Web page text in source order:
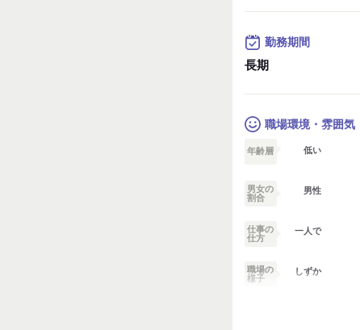
256,500円×12か月+深
※経験・スキルによっ
◇社会保険完備
◇随時昇給制度を導入
★フェアな評価で、納
昇給のチャンスは年1
ステップアップのた
勤務期間
長期
職場環境・雰囲気
年齢層 低い
男女の
割合
男性
仕事の
仕方
一人で
職場の
様子
しずか